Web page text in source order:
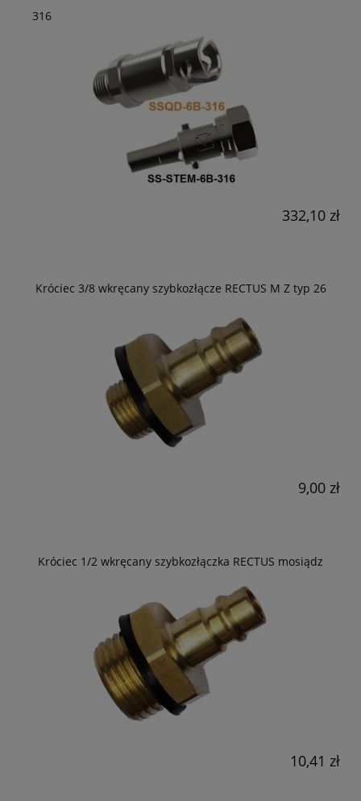
316
332,10 zł
Króciec 3/8 wkręcany szybkozłącze RECTUS M Z typ 26
9,00 zł
Króciec 1/2 wkręcany szybkozłączka RECTUS mosiądz
10,41 zł